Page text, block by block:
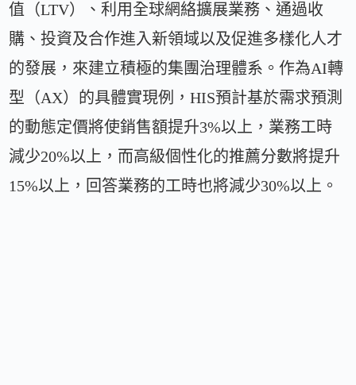
值（LTV）、利用全球網絡擴展業務、通過收
購、投資及合作進入新領域以及促進多樣化人才
的發展，來建立積極的集團治理體系。作為AI轉
型（AX）的具體實現例，HIS預計基於需求預測
的動態定價將使銷售額提升3%以上，業務工時
減少20%以上，而高級個性化的推薦分數將提升
15%以上，回答業務的工時也將減少30%以上。